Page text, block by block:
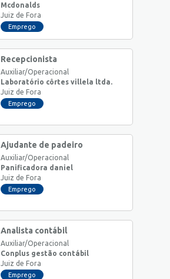
Mcdonalds
Juiz de Fora
Emprego
Recepcionista
Auxiliar/Operacional
Laboratório côrtes villela ltda.
Juiz de Fora
Emprego
Ajudante de padeiro
Auxiliar/Operacional
Panificadora daniel
Juiz de Fora
Emprego
Analista contábil
Auxiliar/Operacional
Conplus gestão contábil
Juiz de Fora
Emprego